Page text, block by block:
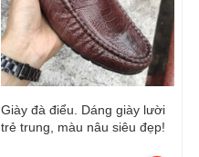
Giày đà điểu. Dáng giày lười
trẻ trung, màu nâu siêu đẹp!